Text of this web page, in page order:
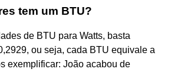
tem um BTU?
de BTU para Watts, basta
ou seja, cada BTU equivale a
exemplificar: João acabou de